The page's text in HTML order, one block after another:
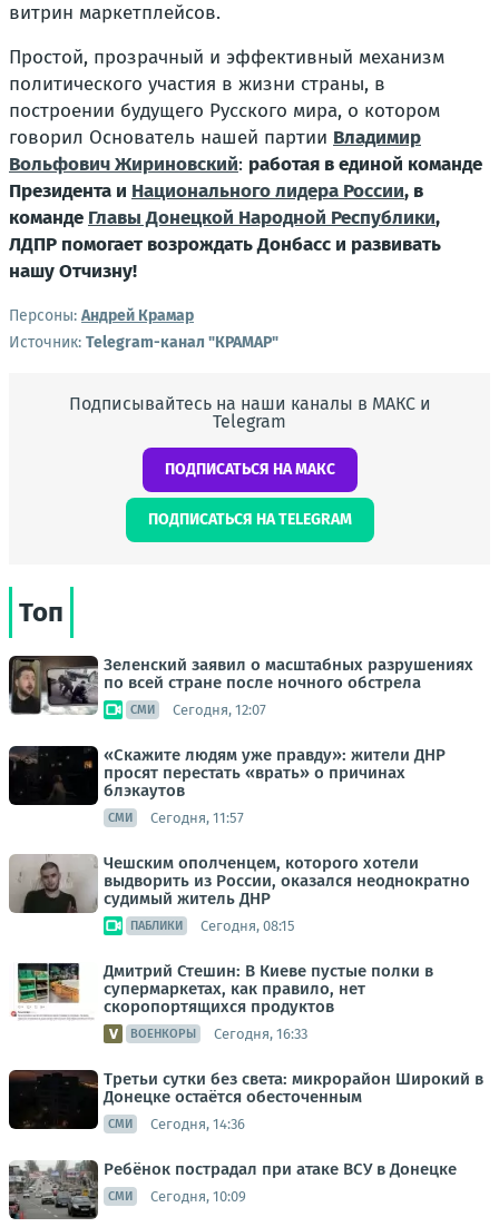
витрин маркетплейсов.
Простой, прозрачный и эффективный механизм
политического участия в жизни страны, в
построении будущего Русского мира, о котором
говорил Основатель нашей партии Владимир
Вольфович Жириновский: работая в единой команде
Президента и Национального лидера России, в
команде Главы Донецкой Народной Республики,
ЛДПР помогает возрождать Донбасс и развивать
нашу Отчизну!
Персоны: Андрей Крамар
Источник: Telegram-канал "КРАМАР"
Подписывайтесь на наши каналы в МАКС и
Telegram
ПОДПИСАТЬСЯ НА МАКС
ПОДПИСАТЬСЯ НА TELEGRAM
Топ
Зеленский заявил о масштабных разрушениях
по всей стране после ночного обстрела
СМИ Сегодня, 12:07
«Скажите людям уже правду»: жители ДНР
просят перестать «врать» о причинах
блэкаутов
СМИ Сегодня, 11:57
Чешским ополченцем, которого хотели
выдворить из России, оказался неоднократно
судимый житель ДНР
ПАБЛИКИ Сегодня, 08:15
Дмитрий Стешин: В Киеве пустые полки в
супермаркетах, как правило, нет
скоропортящихся продуктов
ВОЕНКОРЫ Сегодня, 16:33
Третьи сутки без света: микрорайон Широкий в
Донецке остаётся обесточенным
СМИ Сегодня, 14:36
Ребёнок пострадал при атаке ВСУ в Донецке
СМИ Сегодня, 10:09